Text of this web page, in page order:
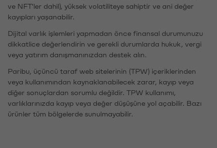
ve NFT'ler dahil), yüksek volatiliteye sahiptir ve ani değer
kayıpları yaşanabilir.
Dijital varlık işlemleri yapmadan önce finansal durumunuzu
dikkatlice değerlendirin ve gerekli durumlarda hukuk, vergi
veya yatırım danışmanınızdan destek alın.
Paribu, üçüncü taraf web sitelerinin (TPW) içeriklerinden
veya kullanımından kaynaklanabilecek zarar, kayıp veya
diğer sonuçlardan sorumlu değildir. TPW kullanımı,
varlıklarınızda kayıp veya değer düşüşüne yol açabilir. Bazı
ürünler tüm bölgelerde sunulmayabilir.